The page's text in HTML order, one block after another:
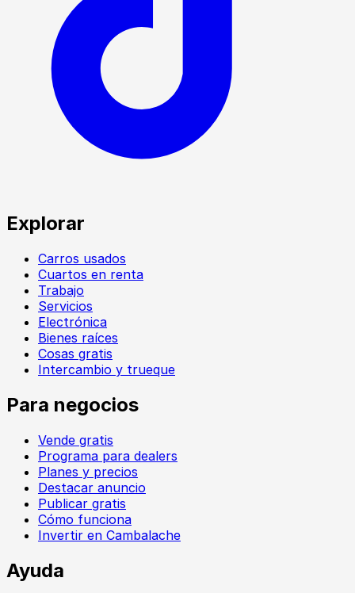
Explorar
Carros usados
Cuartos en renta
Trabajo
Servicios
Electrónica
Bienes raíces
Cosas gratis
Intercambio y trueque
Para negocios
Vende gratis
Programa para dealers
Planes y precios
Destacar anuncio
Publicar gratis
Cómo funciona
Invertir en Cambalache
Ayuda